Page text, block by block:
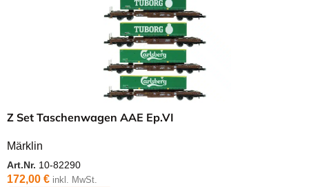
Z Set Taschenwagen AAE Ep.VI
Märklin
Art.Nr. 10-82290
172,00 € inkl. MwSt.